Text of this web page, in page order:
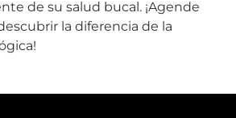
de su salud bucal. ¡Agende
la diferencia de la